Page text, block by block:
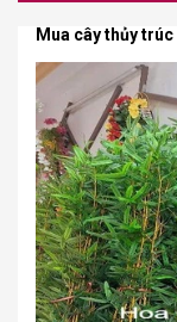
Mua cây thủy